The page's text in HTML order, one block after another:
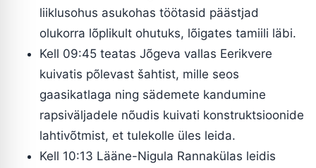
liiklusohus asukohas töötasid päästjad
olukorra lõplikult ohutuks, lõigates tamiili läbi.
Kell 09:45 teatas Jõgeva vallas Eerikvere
kuivatis põlevast šahtist, mille seos
gaasikatlaga ning sädemete kandumine
rapsiväljadele nõudis kuivati konstruktsioonide
lahtivõtmist, et tulekolle üles leida.
Kell 10:13 Lääne-Nigula Rannakülas leidis